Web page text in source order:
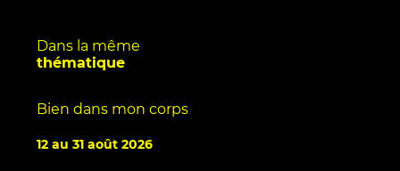
Dans la même
thématique
Bien dans mon corps
12 au 31 août 2026